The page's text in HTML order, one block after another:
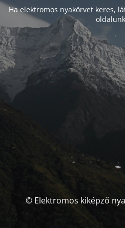
Ha elektromos nyakörvet keres,
© Elektromos kiképző